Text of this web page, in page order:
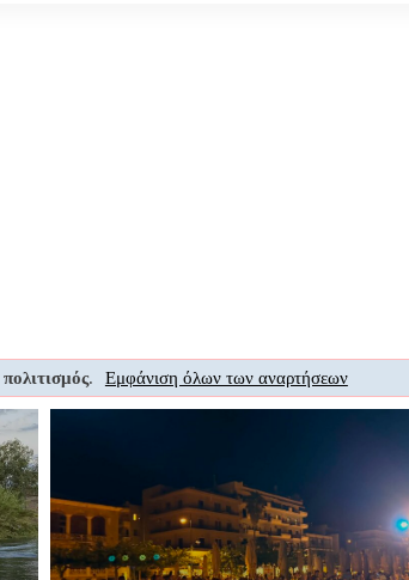
πολιτισμός. Εμφάνιση όλων των αναρτήσεων